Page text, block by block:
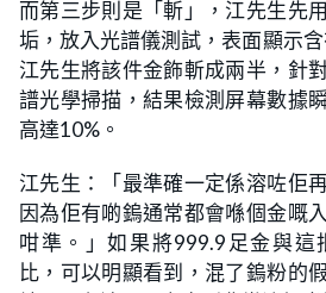
而第三步則是「斬」，江先生先
垢，放入光譜儀測試，表面顯示
江先生將該件金飾斬成兩半，針
譜光學掃描，結果檢測屏幕數據
高達10%。
江先生：「最準確一定係溶咗佢
因為佢有啲鎢通常都會喺個金嘅
咁準。」如果將999.9足金與這
比，可以明顯看到，混了鎢粉的